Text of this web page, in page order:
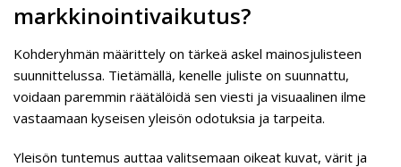
markkinointivaikutus?
Kohderyhmän määrittely on tärkeä askel mainosjulisteen
suunnittelussa. Tietämällä, kenelle juliste on suunnattu,
voidaan paremmin räätälöidä sen viesti ja visuaalinen ilme
vastaamaan kyseisen yleisön odotuksia ja tarpeita.
Yleisön tuntemus auttaa valitsemaan oikeat kuvat, värit ja